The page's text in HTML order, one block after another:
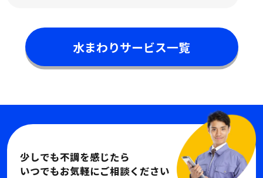
水まわりサービス一覧
少しでも不調を感じたら
いつでもお気軽にご相談ください